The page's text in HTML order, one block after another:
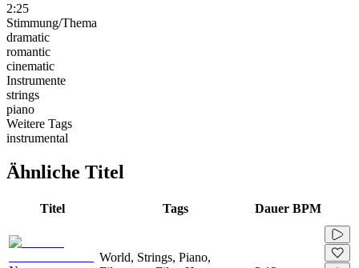
2:25
Stimmung/Thema
dramatic
romantic
cinematic
Instrumente
strings
piano
Weitere Tags
instrumental
Ähnliche Titel
Titel Tags Dauer BPM
World, Strings, Piano,